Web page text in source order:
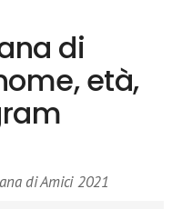
di
età,
di Amici 2021